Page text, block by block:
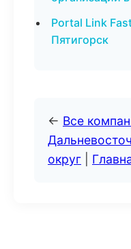
Portal Link
Пятигорск
← Все
округ